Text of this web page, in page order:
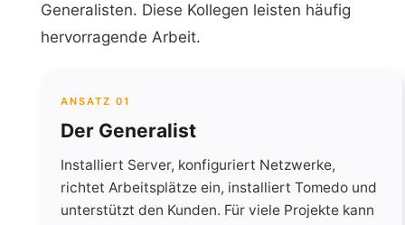
Generalisten. Diese Kollegen leisten häufig
hervorragende Arbeit.
ANSATZ 01
Der Generalist
Installiert Server, konfiguriert Netzwerke,
richtet Arbeitsplätze ein, installiert Tomedo und
unterstützt den Kunden. Für viele Projekte kann